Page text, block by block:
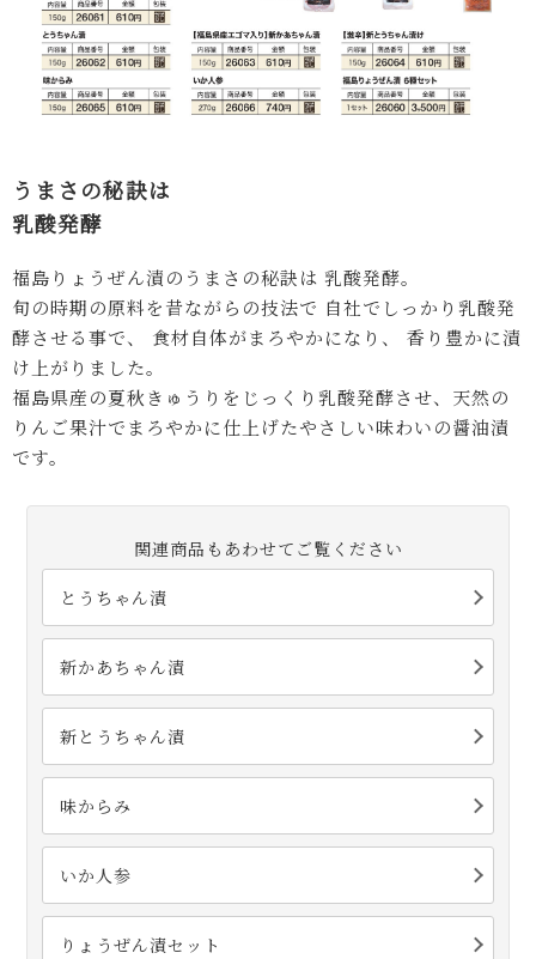
うまさの秘訣は
乳酸発酵
福島りょうぜん漬のうまさの秘訣は 乳酸発酵。
旬の時期の原料を昔ながらの技法で 自社でしっかり乳酸発
酵させる事で、 食材自体がまろやかになり、 香り豊かに漬
け上がりました。
福島県産の夏秋きゅうりをじっくり乳酸発酵させ、天然の
りんご果汁でまろやかに仕上げたやさしい味わいの醤油漬
です。
関連商品もあわせてご覧ください
とうちゃん漬
新かあちゃん漬
新とうちゃん漬
味からみ
いか人参
りょうぜん漬セット